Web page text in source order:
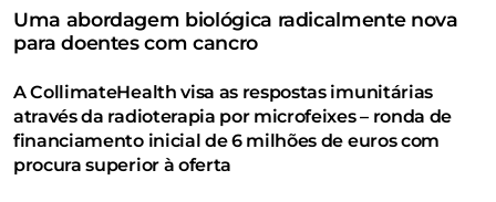
Uma abordagem biológica radicalmente nova
para doentes com cancro
A CollimateHealth visa as respostas imunitárias
através da radioterapia por microfeixes – ronda de
financiamento inicial de 6 milhões de euros com
procura superior à oferta